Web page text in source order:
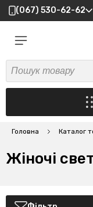
(067) 530-62-62
Головна Каталог
Жіночі